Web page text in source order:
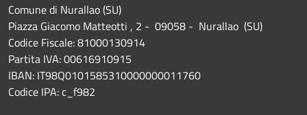
Comune di Nurallao (SU)
Piazza Giacomo Matteotti , 2 - 09058 - Nurallao (SU)
Codice Fiscale: 81000130914
Partita IVA: 00616910915
IBAN: IT98Q0101585310000000011760
Codice IPA: c_f982